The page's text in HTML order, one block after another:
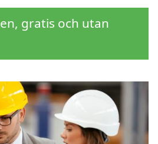
gratis och utan